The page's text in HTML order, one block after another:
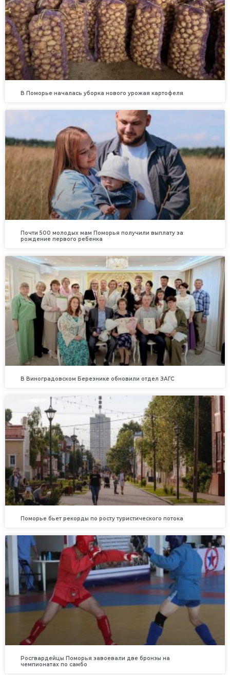
В Поморье началась уборка нового урожая картофеля
Почти 500 молодых мам Поморья получили выплату за
рождение первого ребенка
В Виноградовском Березнике обновили отдел ЗАГС
Поморье бьет рекорды по росту туристического потока
Росгвардейцы Поморья завоевали две бронзы на
чемпионатах по самбо